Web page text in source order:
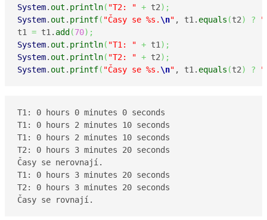
System. out . println( "T2: " + t2) ;
System. out . printf( "Časy se %s. \n" , t1. equals (t2) ?
t1 = t1. add (70) ;
System. out . println( "T1: " + t1 ) ;
System. out . println( "T2: " + t2) ;
System. out . printf( "Časy se %s. \n" , t1. equals (t2) ?
T1: 0 hours 0 minutes 0 seconds
T1: 0 hours 2 minutes 10 seconds
T1: 0 hours 2 minutes 10 seconds
T2: 0 hours 3 minutes 20 seconds
Časy se nerovnají.
T1: 0 hours 3 minutes 20 seconds
T2: 0 hours 3 minutes 20 seconds
Časy se rovnají.